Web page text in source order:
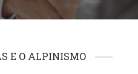
E O ALPINISMO